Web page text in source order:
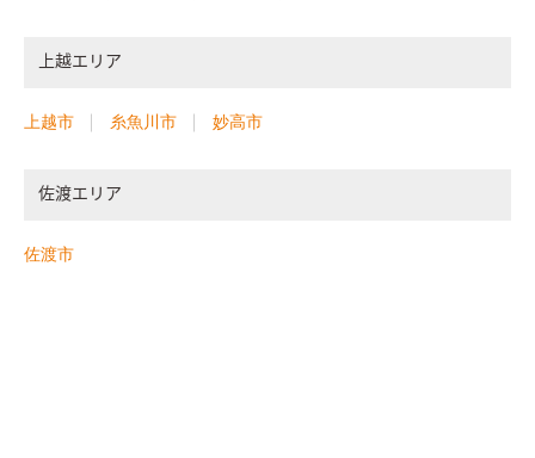
上越エリア
上越市 糸魚川市 妙高市
佐渡エリア
佐渡市